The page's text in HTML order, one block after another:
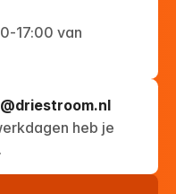
17:00 van
heb je